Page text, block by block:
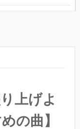
上げよ
の曲】